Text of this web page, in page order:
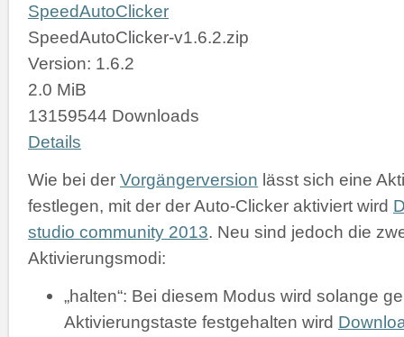
SpeedAutoClicker
SpeedAutoClicker-v1.6.2.zip
Version: 1.6.2
2.0 MiB
13159544 Downloads
Details
Wie bei der Vorgängerversion lässt sich eine
festlegen, mit der der Auto-Clicker aktiviert wird
studio community 2013. Neu sind jedoch die
Aktivierungsmodi:
„halten“: Bei diesem Modus wird solange
Aktivierungstaste festgehalten wird